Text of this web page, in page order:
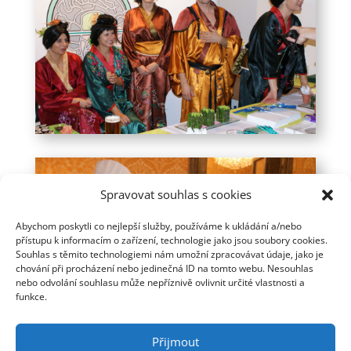
Spravovat souhlas s cookies
Abychom poskytli co nejlepší služby, používáme k ukládání a/nebo
přístupu k informacím o zařízení, technologie jako jsou soubory cookies.
Souhlas s těmito technologiemi nám umožní zpracovávat údaje, jako je
chování při procházení nebo jedinečná ID na tomto webu. Nesouhlas
nebo odvolání souhlasu může nepříznivě ovlivnit určité vlastnosti a
funkce.
Přijmout